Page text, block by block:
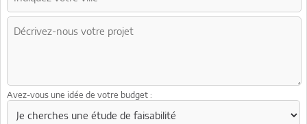
Avez-vous une idée de votre budget :